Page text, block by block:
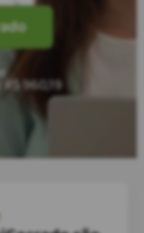
960,19